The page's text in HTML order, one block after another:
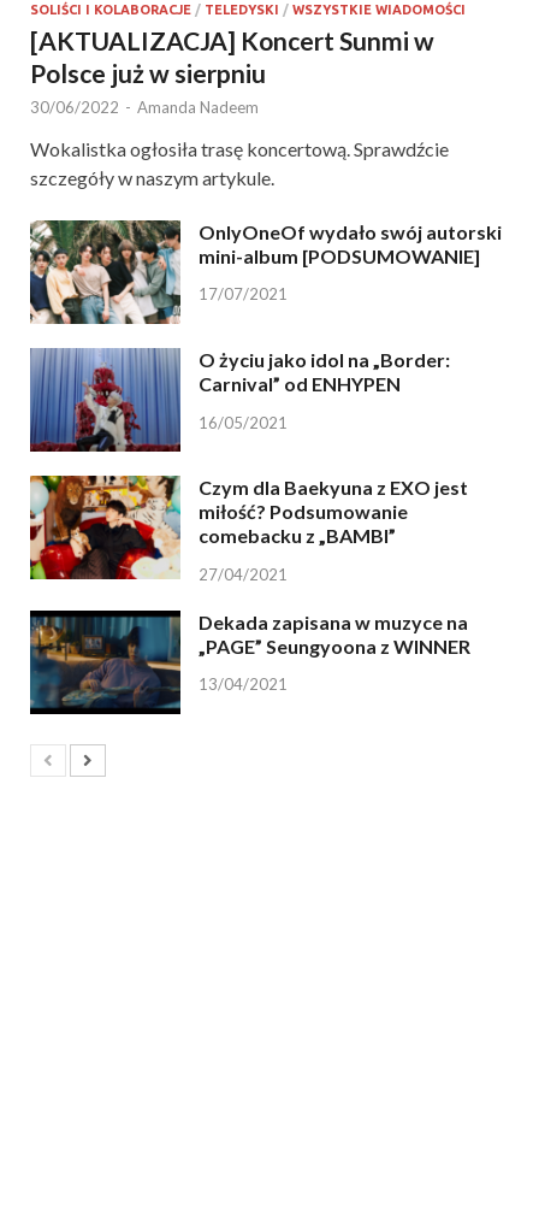
SOLIŚCI I KOLABORACJE / TELEDYSKI / WSZYSTKIE WIADOMOŚCI
[AKTUALIZACJA] Koncert Sunmi w
Polsce już w sierpniu
30/06/2022 - Amanda Nadeem
Wokalistka ogłosiła trasę koncertową. Sprawdźcie
szczegóły w naszym artykule.
OnlyOneOf wydało swój autorski
mini-album [PODSUMOWANIE]
17/07/2021
O życiu jako idol na „Border:
Carnival” od ENHYPEN
16/05/2021
Czym dla Baekyuna z EXO jest
miłość? Podsumowanie
comebacku z „BAMBI”
27/04/2021
Dekada zapisana w muzyce na
„PAGE” Seungyoona z WINNER
13/04/2021